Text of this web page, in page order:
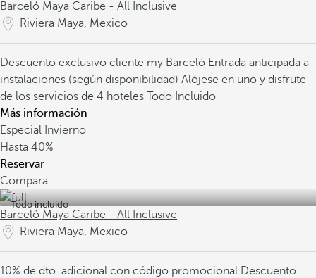
Barceló Maya Caribe - All Inclusive
Riviera Maya, Mexico
Descuento exclusivo cliente my Barceló Entrada anticipada a
instalaciones (según disponibilidad) Alójese en uno y disfrute
de los servicios de 4 hoteles Todo Incluido
Más información
Especial Invierno
Hasta 40%
Reservar
Compara
Todo incluido
Barceló Maya Caribe - All Inclusive
Riviera Maya, Mexico
10% de dto. adicional con código promocional Descuento